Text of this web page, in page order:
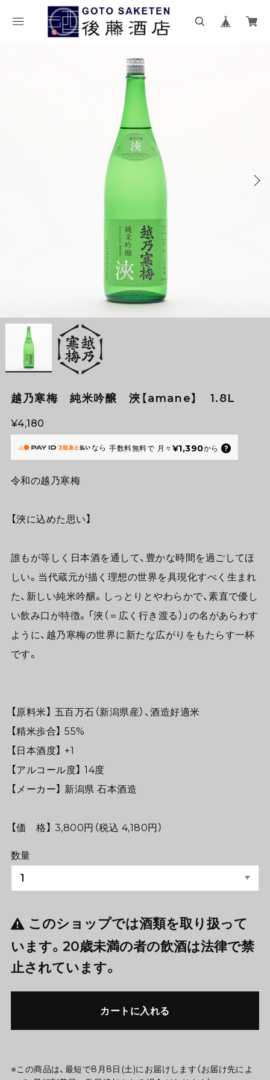
越乃寒梅 純米吟醸 浹【amane】 1.8L
¥4,180
なら 手数料無料で 月々 ¥1,390から
令和の越乃寒梅
【浹に込めた思い】
誰もが等しく日本酒を通して、豊かな時間を過ごしてほ
しい。当代蔵元が描く理想の世界を具現化すべく生まれ
た、新しい純米吟醸。しっとりとやわらかで、素直で優し
い飲み口が特徴。「浹（＝広く行き渡る）」の名があらわす
ように、越乃寒梅の世界に新たな広がりをもたらす一杯
です。
【原料米】 五百万石（新潟県産）、酒造好適米
【精米歩合】 55%
【日本酒度】 +1
【アルコール度】 14度
【メーカー】 新潟県 石本酒造
【価 格】 3,800円（税込 4,180円）
数量
このショップでは酒類を取り扱って
います。20歳未満の者の飲酒は法律で禁
止されています。
カートに入れる
※この商品は、最短で8月8日(土)にお届けします（お届け先によ